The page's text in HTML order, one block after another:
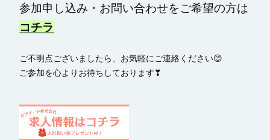
参加申し込み・お問い合わせをご希望の方は
コチラ
ご不明点ございましたら、お気軽にご連絡ください😊
ご参加を心よりお待ちしております❣